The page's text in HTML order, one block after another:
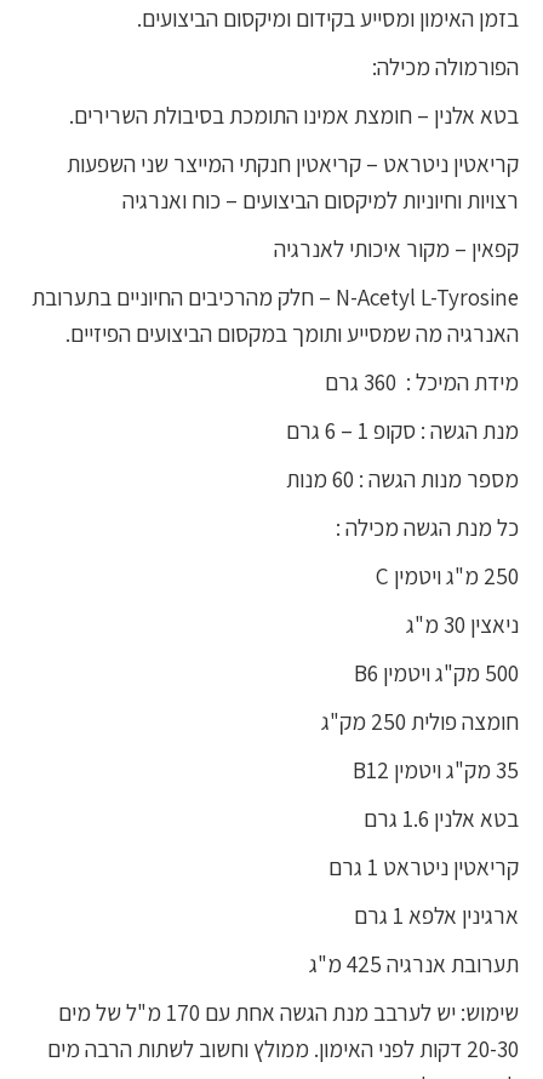
בזמן האימון ומסייע בקידום ומיקסום הביצועים.
הפורמולה מכילה:
בטא אלנין – חומצת אמינו התומכת בסיבולת השרירים.
קריאטין ניטראט – קריאטין חנקתי המייצר שני השפעות
רצויות וחיוניות למיקסום הביצועים – כוח ואנרגיה
קפאין – מקור איכותי לאנרגיה
N-Acetyl L-Tyrosine – חלק מהרכיבים החיוניים בתערובת
האנרגיה מה שמסייע ותומך במקסום הביצועים הפיזיים.
מידת המיכל : 360 גרם
מנת הגשה : סקופ 1 – 6 גרם
מספר מנות הגשה : 60 מנות
כל מנת הגשה מכילה :
250 מ"ג ויטמין C
ניאצין 30 מ"ג
500 מק"ג ויטמין B6
חומצה פולית 250 מק"ג
35 מק"ג ויטמין B12
בטא אלנין 1.6 גרם
קריאטין ניטראט 1 גרם
ארגינין אלפא 1 גרם
תערובת אנרגיה 425 מ"ג
שימוש: יש לערבב מנת הגשה אחת עם 170 מ"ל של מים
20-30 דקות לפני האימון. ממולץ וחשוב לשתות הרבה מים